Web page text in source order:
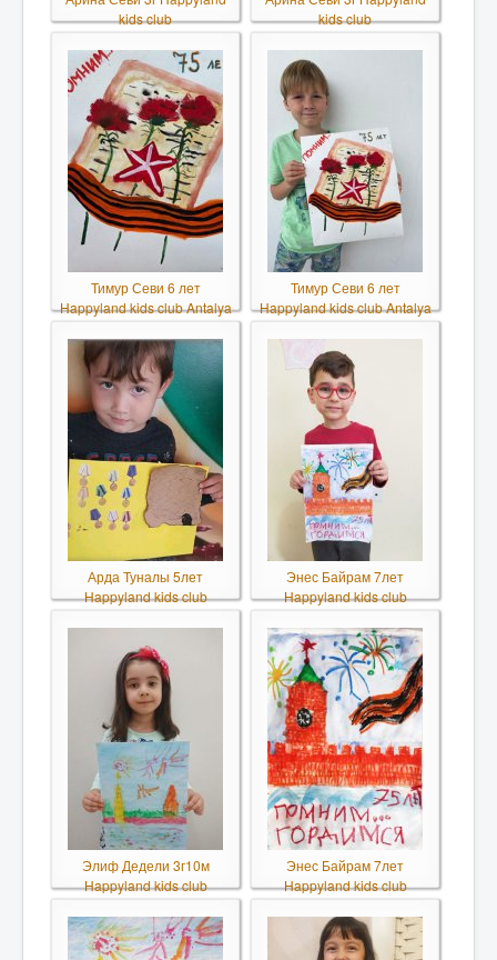
kids club
kids club
Тимур Севи 6 лет
Happyland kids club Antalya
Тимур Севи 6 лет
Happyland kids club Antalya
Арда Туналы 5лет
Happyland kids club
Энес Байрам 7лет
Happyland kids club
Элиф Дедели 3г10м
Happyland kids club
Энес Байрам 7лет
Happyland kids club